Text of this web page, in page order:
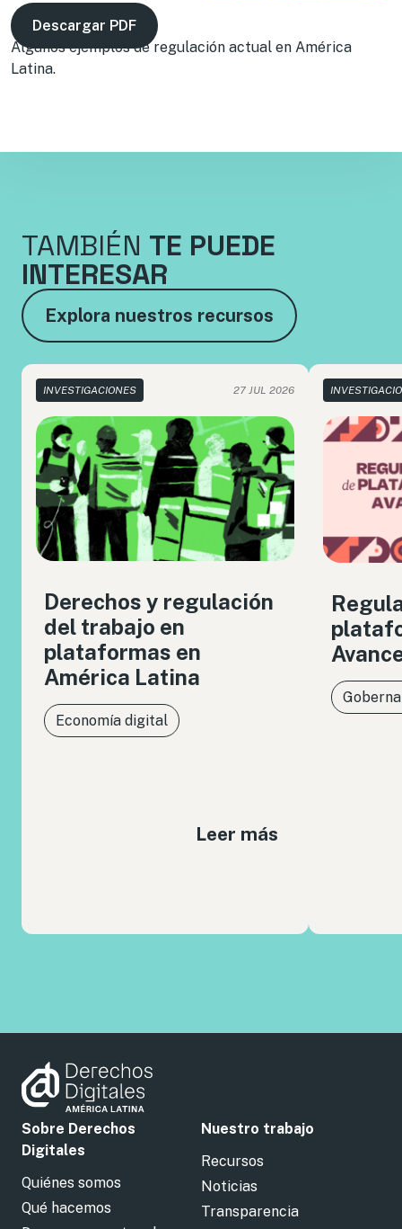
Descargar PDF
Algunos ejemplos de regulación actual en América
Latina.
TAMBIÉN TE PUEDE
INTERESAR
Explora nuestros recursos
INVESTIGACIONES 27 JUL 2026
Derechos y regulación
del trabajo en
plataformas en
América Latina
Economía digital
Leer más
Sobre Derechos
Digitales
Quiénes somos
Qué hacemos
Nuestro trabajo
Recursos
Noticias
Transparencia